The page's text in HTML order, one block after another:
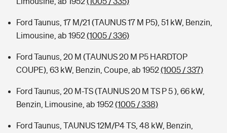
Ford Taunus, 17 M/21 (TAUNUS 17 M P5), 51 kW, Benzin,
Limousine, ab 1952(1005 / 336)
Ford Taunus, 20 M (TAUNUS 20 M P5 HARDTOP
COUPE), 63 kW, Benzin, Coupe, ab 1952(1005 / 337)
Ford Taunus, 20 M-TS (TAUNUS 20 M TS P 5 ), 66 kW,
Benzin, Limousine, ab 1952(1005 / 338)
Ford Taunus, TAUNUS 12M/P4 TS, 48 kW, Benzin,